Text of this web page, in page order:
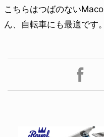
こちらはつばのない
ん、自転車にも最適です